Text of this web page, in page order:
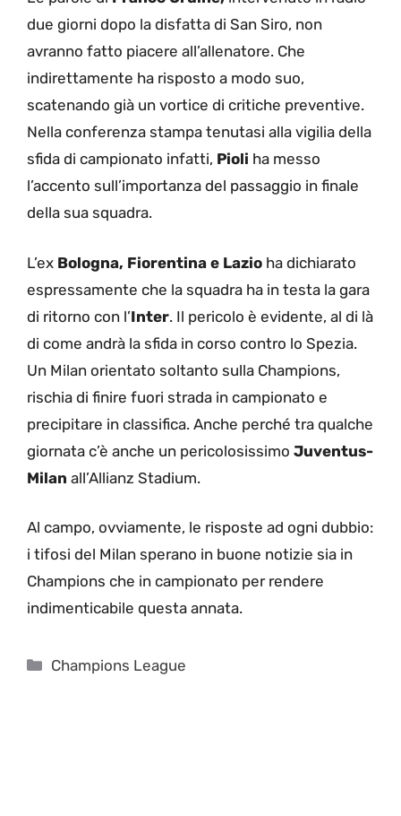
due giorni dopo la disfatta di San Siro, non
avranno fatto piacere all’allenatore. Che
indirettamente ha risposto a modo suo,
scatenando già un vortice di critiche preventive.
Nella conferenza stampa tenutasi alla vigilia della
sfida di campionato infatti, Pioli ha messo
l’accento sull’importanza del passaggio in finale
della sua squadra.
L’ex Bologna, Fiorentina e Lazio ha dichiarato
espressamente che la squadra ha in testa la gara
di ritorno con l’Inter. Il pericolo è evidente, al di là
di come andrà la sfida in corso contro lo Spezia.
Un Milan orientato soltanto sulla Champions,
rischia di finire fuori strada in campionato e
precipitare in classifica. Anche perché tra qualche
giornata c’è anche un pericolosissimo Juventus-
Milan all’Allianz Stadium.
Al campo, ovviamente, le risposte ad ogni dubbio:
i tifosi del Milan sperano in buone notizie sia in
Champions che in campionato per rendere
indimenticabile questa annata.
Categorie
Champions League